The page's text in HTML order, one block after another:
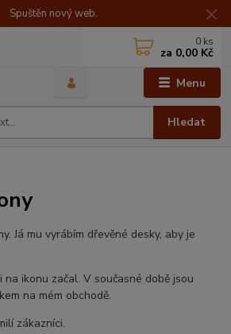
Spuštěn nový web.
Menu
Hledat
0 ks
za 0,00 Kč
Já mu vyrábím dřevěné desky, aby je
ikonu začal. V současné době jsou
na mém obchodě.
zákazníci.